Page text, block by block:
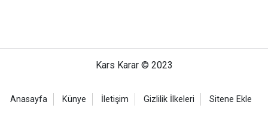
Kars Karar © 2023
Anasayfa Künye İletişim Gizlilik İlkeleri Sitene Ekle